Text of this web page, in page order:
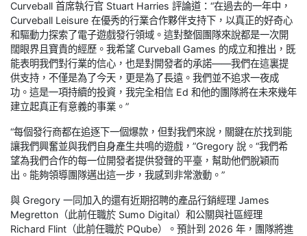
Curveball 首席執行官 Stuart Harries 評論道：“在過去的一年中，
Curveball Leisure 在優秀的行業合作夥伴支持下，以真正的好奇心
和驅動力探索了電子遊戲發行領域。這對整個團隊來說都是一次開
闊眼界且寶貴的經歷。我希望 Curveball Games 的成立和推出，既
能表明我們對行業的信心，也是對開發者的承諾——我們在這裏提
供支持，不僅是為了今天，更是為了長遠。我們並不追求一夜成
功。這是一項持續的投資，我完全相信 Ed 和他的團隊將在未來幾年
建立起真正有意義的事業。”
“每個發行商都在追逐下一個爆款，但對我們來說，關鍵在於找到能
讓我們興奮並與我們自身產生共鳴的遊戲，”Gregory 說。“我們希
望為我們合作的每一位開發者提供發聲的平臺，幫助他們脫穎而
出。能夠領導團隊邁出這一步，我感到非常激動。”
與 Gregory 一同加入的還有近期招聘的產品行銷經理 James
Megretton（此前任職於 Sumo Digital）和公關與社區經理
Richard Flint（此前任職於 PQube）。預計到 2026 年，團隊將進